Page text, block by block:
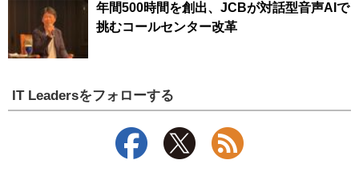
年間500時間を創出、JCBが対話型音声AIで
挑むコールセンター改革
IT Leadersをフォローする